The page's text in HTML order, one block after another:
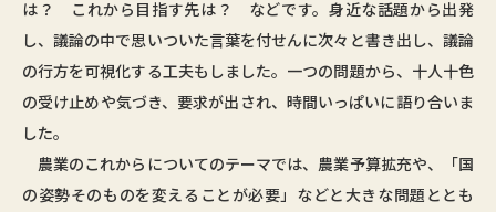
は？ これから目指す先は？ などです。身近な話題から出発
し、議論の中で思いついた言葉を付せんに次々と書き出し、議論
の行方を可視化する工夫もしました。一つの問題から、十人十色
の受け止めや気づき、要求が出され、時間いっぱいに語り合いま
した。
農業のこれからについてのテーマでは、農業予算拡充や、「国
の姿勢そのものを変えることが必要」などと大きな問題ととも